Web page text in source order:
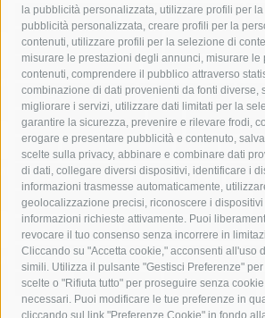
la pubblicità personalizzata, utilizzare profili per
pubblicità personalizzata, creare profili per la
contenuti, utilizzare profili per la selezione di
misurare le prestazioni degli annunci, misurare le
contenuti, comprendere il pubblico attraverso
combinazione di dati provenienti da fonti diverse,
migliorare i servizi, utilizzare dati limitati per la
garantire la sicurezza, prevenire e rilevare frodi,
erogare e presentare pubblicità e contenuto,
scelte sulla privacy, abbinare e combinare dati
di dati, collegare diversi dispositivi, identificare i
informazioni trasmesse automaticamente,
geolocalizzazione precisi, riconoscere i dispositivi
informazioni richieste attivamente. Puoi
revocare il tuo consenso senza incorrere in
Cliccando su "Accetta cookie," acconsenti all'uso
simili. Utilizza il pulsante "Gestisci Preferenze"
scelte o "Rifiuta tutto" per proseguire senza
necessari. Puoi modificare le tue preferenze in
cliccando sul link "Preferenze Cookie" in fondo
Asl Napoli 3 sud
capitaneria di porto
castellammare di stabia
circumvesuviana
comune di sorrento
concerto
contagi
costiera amalfitana
covid-19 eav
fondazione sorrento
gori guardia
lavori
lorenzo balducelli mare
massimo coppola
Meta napoli
penisola sorrentina
piano di sorrento
protezione civile
Regione Campania
sindaco cuomo
sorrento studenti
turismo
Vico Equense villa fiorentino